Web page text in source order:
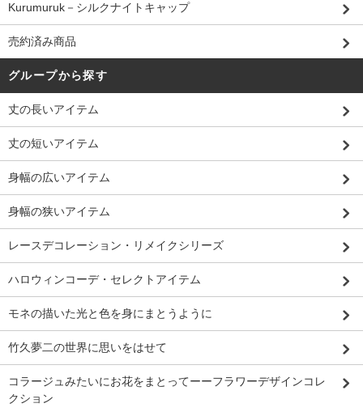
Kurumuruk－シルクナイトキャップ
売約済み商品
グループから探す
丈の長いアイテム
丈の短いアイテム
身幅の広いアイテム
身幅の狭いアイテム
レースデコレーション・リメイクシリーズ
ハロウィンコーデ・セレクトアイテム
モネの描いた光と色を身にまとうように
竹久夢二の世界に思いをはせて
コラージュみたいにお花をまとってーーフラワーデザインコレ
クション